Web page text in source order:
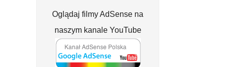
Oglądaj filmy AdSense na
naszym kanale YouTube